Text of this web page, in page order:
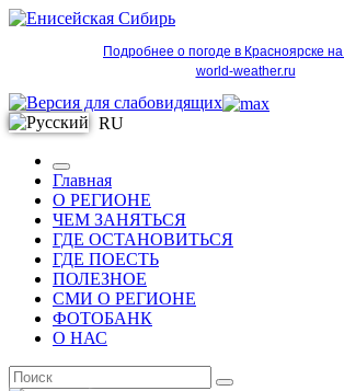
Подробнее о погоде в Красноярске
world-weather.ru
RU
Главная
О РЕГИОНЕ
ЧЕМ ЗАНЯТЬСЯ
ГДЕ ОСТАНОВИТЬСЯ
ГДЕ ПОЕСТЬ
ПОЛЕЗНОЕ
СМИ О РЕГИОНЕ
ФОТОБАНК
О НАС